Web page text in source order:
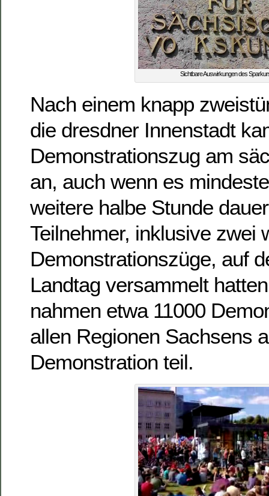
Sichtbare Auswirkungen des
Nach einem knapp
die dresdner Innenstadt
Demonstrationszug am
an, auch wenn es
weitere halbe Stunde
Teilnehmer, inklusive zwei
Demonstrationszüge, auf
Landtag versammelt
nahmen etwa 11000
allen Regionen Sachsens
Demonstration teil.